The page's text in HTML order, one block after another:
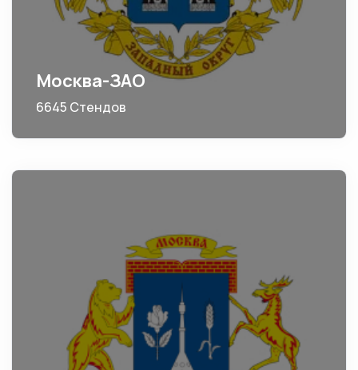
Москва-ЗАО
6645 Стендов